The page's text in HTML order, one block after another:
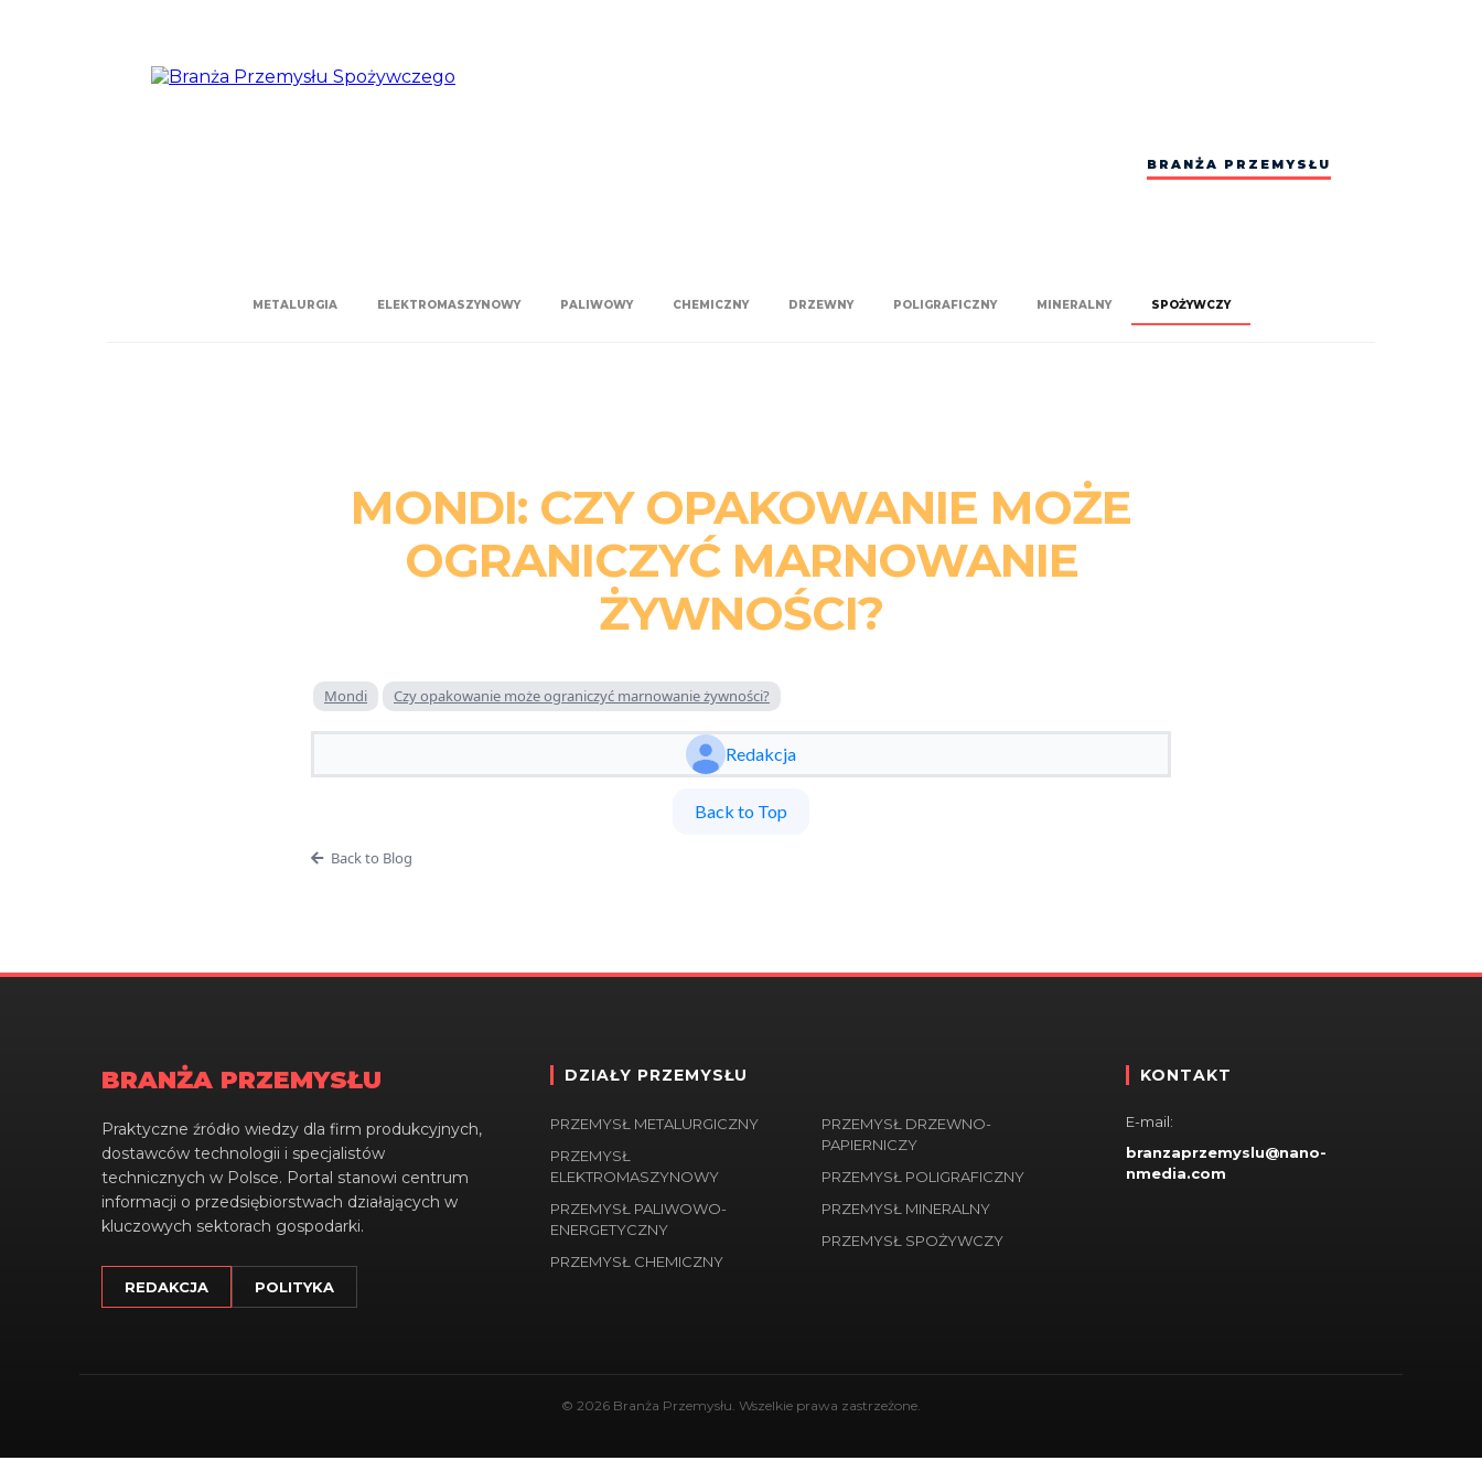
BRANŻA PRZEMYSŁU
METALURGIA ELEKTROMASZYNOWY PALIWOWY CHEMICZNY DRZEWNY POLIGRAFICZNY MINERALNY SPOŻYWCZY
MONDI: CZY OPAKOWANIE MOŻE
OGRANICZYĆ MARNOWANIE
ŻYWNOŚCI?
Mondi Czy opakowanie może ograniczyć marnowanie żywności?
Redakcja
Back to Top
Back to Blog
BRANŻA PRZEMYSŁU
Praktyczne źródło wiedzy dla firm produkcyjnych,
dostawców technologii i specjalistów
technicznych w Polsce. Portal stanowi centrum
informacji o przedsiębiorstwach działających w
kluczowych sektorach gospodarki.
REDAKCJA POLITYKA
DZIAŁY PRZEMYSŁU
PRZEMYSŁ METALURGICZNY
PRZEMYSŁ
ELEKTROMASZYNOWY
PRZEMYSŁ PALIWOWO-
ENERGETYCZNY
PRZEMYSŁ CHEMICZNY
PRZEMYSŁ DRZEWNO-
PAPIERNICZY
PRZEMYSŁ POLIGRAFICZNY
PRZEMYSŁ MINERALNY
PRZEMYSŁ SPOŻYWCZY
KONTAKT
E-mail:
branzaprzemyslu@nano-
nmedia.com
© 2026 Branża Przemysłu. Wszelkie prawa zastrzeżone.